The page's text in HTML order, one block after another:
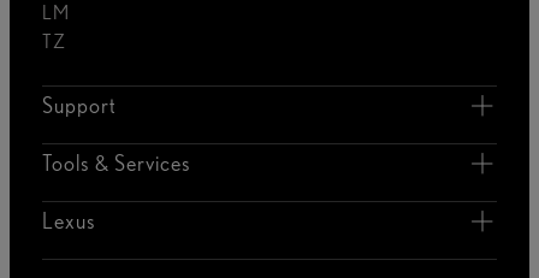
LM
TZ
Support
Tools & Services
Lexus